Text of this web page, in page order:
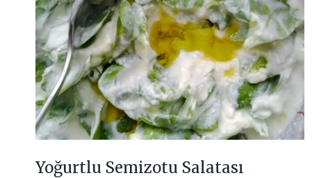
Yoğurtlu Semizotu Salatası